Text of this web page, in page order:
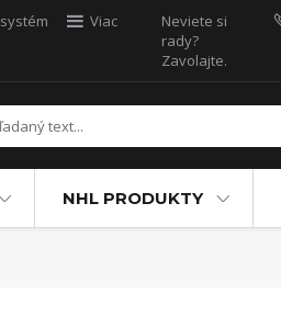
Viac
Neviete si
rady?
Zavolajte.
NHL PRODUKTY